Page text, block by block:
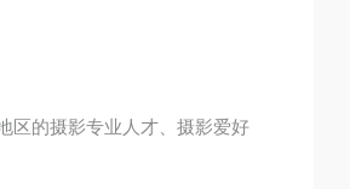
区的摄影专业人才、摄影爱好